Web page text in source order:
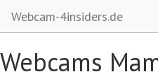
Webcam-4insiders.de
Webcams